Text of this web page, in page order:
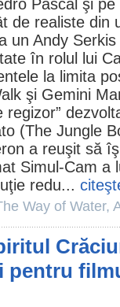
Pascal şi
de realiste din
un Andy
în rolul lui
la limita
şi Gemini
regizor”
(The Jungle
a reuşit să
Simul-Cam a
redu...
Way of Water,
pentru